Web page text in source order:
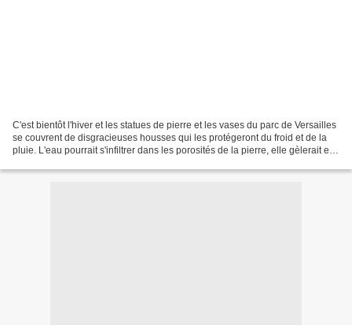
C'est bientôt l'hiver et les statues de pierre et les vases du parc de Versailles
se couvrent de disgracieuses housses qui les protégeront du froid et de la
pluie. L'eau pourrait s'infiltrer dans les porosités de la pierre, elle gèlerait et